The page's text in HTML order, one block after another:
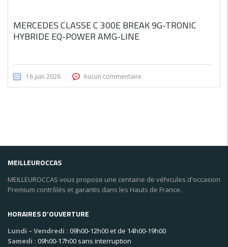
MERCEDES CLASSE C 300E BREAK 9G-TRONIC
HYBRIDE EQ-POWER AMG-LINE
16 juin 2026 Aucun commentaire
MEILLEUROCCAS
MEILLEUROCCAS vous propose une centaine de véhicules d'occasion
Premium contrôlés et garantis dans les Hauts de France.
HORAIRES D’OUVERTURE
Lundi – Vendredi : 09h00-12h00 et de 14h00-19h00
Samedi : 09h00-17h00 sans interruption